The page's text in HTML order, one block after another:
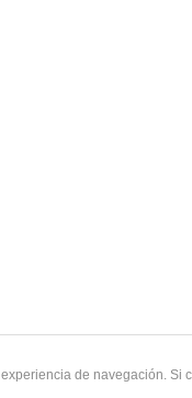
de navegación.